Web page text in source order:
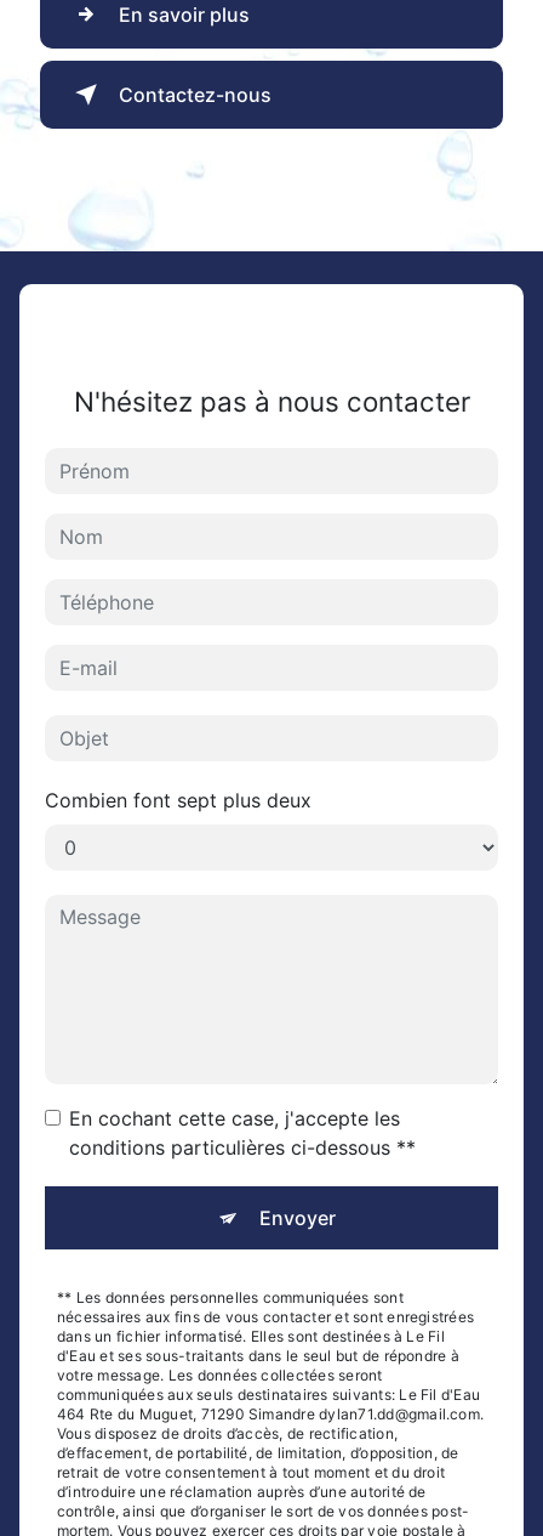
En savoir plus
Contactez-nous
N'hésitez pas à nous contacter
Combien font sept plus deux
En cochant cette case, j'accepte les
conditions particulières ci-dessous **
Envoyer
** Les données personnelles communiquées sont
nécessaires aux fins de vous contacter et sont enregistrées
dans un fichier informatisé. Elles sont destinées à Le Fil
d'Eau et ses sous-traitants dans le seul but de répondre à
votre message. Les données collectées seront
communiquées aux seuls destinataires suivants: Le Fil d'Eau
464 Rte du Muguet, 71290 Simandre dylan71.dd@gmail.com.
Vous disposez de droits d’accès, de rectification,
d’effacement, de portabilité, de limitation, d’opposition, de
retrait de votre consentement à tout moment et du droit
d’introduire une réclamation auprès d’une autorité de
contrôle, ainsi que d’organiser le sort de vos données post-
mortem. Vous pouvez exercer ces droits par voie postale à